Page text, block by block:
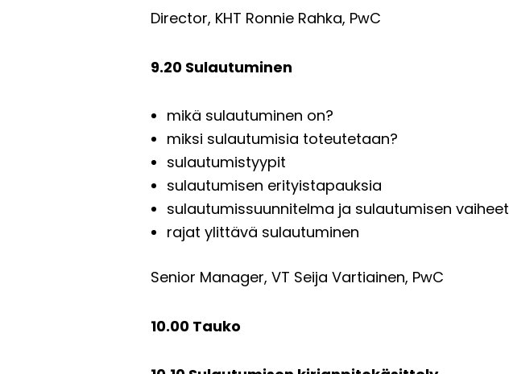
Director, KHT Ronnie Rahka, PwC
9.20 Sulautuminen
mikä sulautuminen on?
miksi sulautumisia toteutetaan?
sulautumistyypit
sulautumisen erityistapauksia
sulautumissuunnitelma ja sulautumisen vaiheet
rajat ylittävä sulautuminen
Senior Manager, VT Seija Vartiainen, PwC
10.00 Tauko